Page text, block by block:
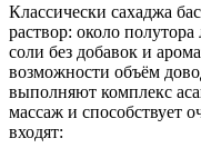
Классически сахаджа
раствор: около
соли без добавок и
возможности объём
выполняют комплекс
массаж и
входят: